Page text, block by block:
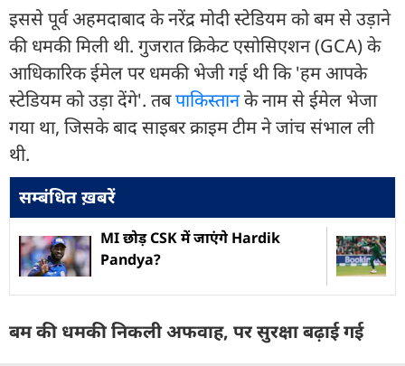
इससे पूर्व अहमदाबाद के नरेंद्र मोदी स्टेडियम को बम से उड़ाने
की धमकी म‍िली थी. गुजरात क्रिकेट एसोसिएशन (GCA) के
आधिकारिक ईमेल पर धमकी भेजी गई थी कि 'हम आपके
स्टेडियम को उड़ा देंगे'. तबपाकिस्तानके नाम से ईमेल भेजा
गया था, जिसके बाद साइबर क्राइम टीम ने जांच संभाल ली
थी.
सम्बंधित ख़बरें
MI छोड़ CSK में जाएंगे Hardik
Pandya?
बम की धमकी निकली अफवाह, पर सुरक्षा बढ़ाई गई